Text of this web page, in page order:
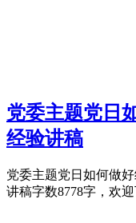
党委主题党日
经验讲稿
党委主题党日如何做
讲稿字数8778字，欢